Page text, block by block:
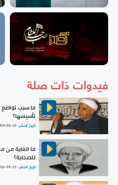
فيدوات ذات صلة
ما سبب تواضع
تأسيسها؟
تاريخ النشر :09-29
ما الغاية من
للصحابة؟
تاريخ النشر :09-25